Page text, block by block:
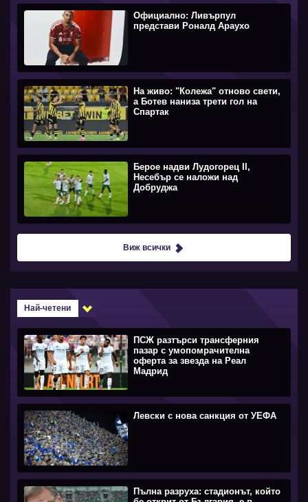
Официално: Ливърпул
представи Роналд Араухо
На живо: "Колежа" отново свети,
а Ботев наниза трети гол на
Спартак
Берое надви Лудогорец II,
Несебър се наложи над
Добруджа
Виж всички
Най-четени
ПСЖ разтърси трансферния
пазар с умопомрачителна
оферта за звезда на Реал
Мадрид
Левски с нова санкция от УЕФА
Пълна разруха: стадионът, който